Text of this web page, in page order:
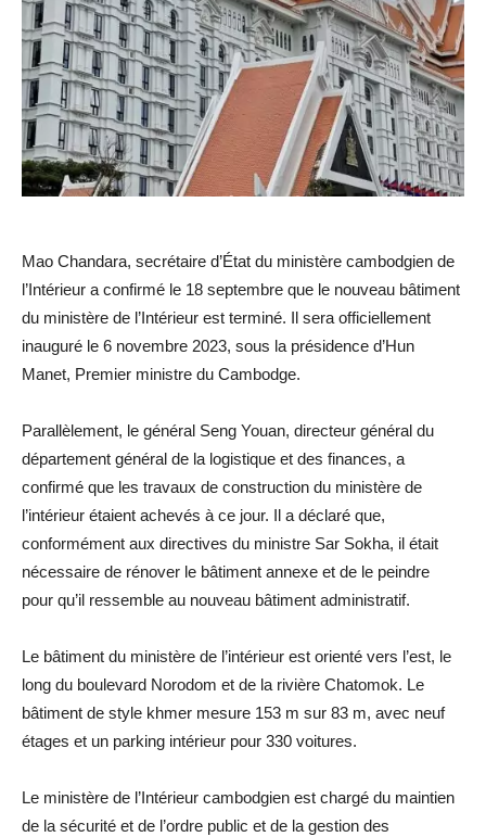
Mao Chandara, secrétaire d’État du ministère cambodgien de
l’Intérieur a confirmé le 18 septembre que le nouveau bâtiment
du ministère de l’Intérieur est terminé. Il sera officiellement
inauguré le 6 novembre 2023, sous la présidence d’Hun
Manet, Premier ministre du Cambodge.
Parallèlement, le général Seng Youan, directeur général du
département général de la logistique et des finances, a
confirmé que les travaux de construction du ministère de
l’intérieur étaient achevés à ce jour. Il a déclaré que,
conformément aux directives du ministre Sar Sokha, il était
nécessaire de rénover le bâtiment annexe et de le peindre
pour qu’il ressemble au nouveau bâtiment administratif.
Le bâtiment du ministère de l’intérieur est orienté vers l’est, le
long du boulevard Norodom et de la rivière Chatomok. Le
bâtiment de style khmer mesure 153 m sur 83 m, avec neuf
étages et un parking intérieur pour 330 voitures.
Le ministère de l’Intérieur cambodgien est chargé du maintien
de la sécurité et de l’ordre public et de la gestion des